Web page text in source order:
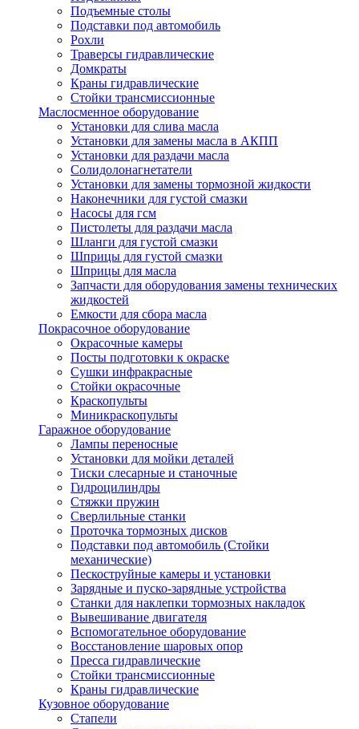
Подъемные столы
Подставки под автомобиль
Рохли
Траверсы гидравлические
Домкраты
Краны гидравлические
Стойки трансмиссионные
Маслосменное оборудование
Установки для слива масла
Установки для замены масла в АКПП
Установки для раздачи масла
Солидолонагнетатели
Установки для замены тормозной жидкости
Наконечники для густой смазки
Насосы для гсм
Пистолеты для раздачи масла
Шланги для густой смазки
Шприцы для густой смазки
Шприцы для масла
Запчасти для оборудования замены технических
жидкостей
Емкости для сбора масла
Покрасочное оборудование
Окрасочные камеры
Посты подготовки к окраске
Сушки инфракрасные
Стойки окрасочные
Краскопульты
Миникраскопульты
Гаражное оборудование
Лампы переносные
Установки для мойки деталей
Тиски слесарные и станочные
Гидроцилиндры
Стяжки пружин
Сверлильные станки
Проточка тормозных дисков
Подставки под автомобиль (Стойки
механические)
Пескоструйные камеры и установки
Зарядные и пуско-зарядные устройства
Станки для наклепки тормозных накладок
Вывешивание двигателя
Вспомогательное оборудование
Восстановление шаровых опор
Пресса гидравлические
Стойки трансмиссионные
Краны гидравлические
Кузовное оборудование
Стапели